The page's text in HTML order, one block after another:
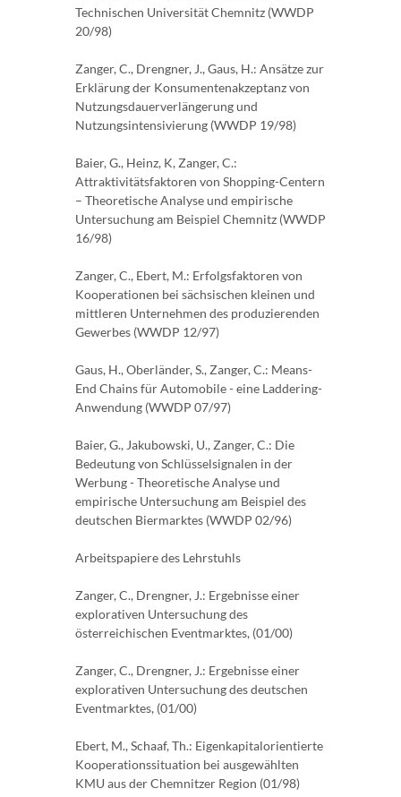
Technischen Universität Chemnitz (WWDP
20/98)
Zanger, C., Drengner, J., Gaus, H.: Ansätze zur
Erklärung der Konsumentenakzeptanz von
Nutzungsdauerverlängerung und
Nutzungsintensivierung (WWDP 19/98)
Baier, G., Heinz, K, Zanger, C.:
Attraktivitätsfaktoren von Shopping-Centern
– Theoretische Analyse und empirische
Untersuchung am Beispiel Chemnitz (WWDP
16/98)
Zanger, C., Ebert, M.: Erfolgsfaktoren von
Kooperationen bei sächsischen kleinen und
mittleren Unternehmen des produzierenden
Gewerbes (WWDP 12/97)
Gaus, H., Oberländer, S., Zanger, C.: Means-
End Chains für Automobile - eine Laddering-
Anwendung (WWDP 07/97)
Baier, G., Jakubowski, U., Zanger, C.: Die
Bedeutung von Schlüsselsignalen in der
Werbung - Theoretische Analyse und
empirische Untersuchung am Beispiel des
deutschen Biermarktes (WWDP 02/96)
Arbeitspapiere des Lehrstuhls
Zanger, C., Drengner, J.: Ergebnisse einer
explorativen Untersuchung des
österreichischen Eventmarktes, (01/00)
Zanger, C., Drengner, J.: Ergebnisse einer
explorativen Untersuchung des deutschen
Eventmarktes, (01/00)
Ebert, M., Schaaf, Th.: Eigenkapitalorientierte
Kooperationssituation bei ausgewählten
KMU aus der Chemnitzer Region (01/98)